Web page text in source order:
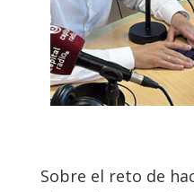
Sobre el reto de